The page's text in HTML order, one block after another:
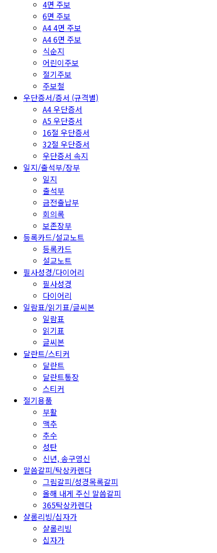
4면 주보
6면 주보
A4 4면 주보
A4 6면 주보
식순지
어린이주보
절기주보
주보철
우단증서/증서 (규격별)
A4 우단증서
A5 우단증서
16절 우단증서
32절 우단증서
우단증서 속지
일지/출석부/장부
일지
출석부
금전출납부
회의록
보존장부
등록카드/설교노트
등록카드
설교노트
필사성경/다이어리
필사성경
다이어리
일람표/읽기표/글씨본
일람표
읽기표
글씨본
달란트/스티커
달란트
달란트통장
스티커
절기용품
부활
맥추
추수
성탄
신년, 송구영신
말씀갈피/탁상카렌다
그림갈피/성경목록갈피
올해 내게 주신 말씀갈피
365탁상카렌다
샬롬리빙/십자가
샬롬리빙
십자가